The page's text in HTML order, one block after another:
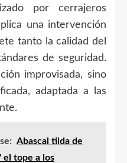
por cerrajeros
una intervención
tanto la calidad del
de seguridad.
improvisada, sino
adaptada a las
Abascal tilda de
el tope a los